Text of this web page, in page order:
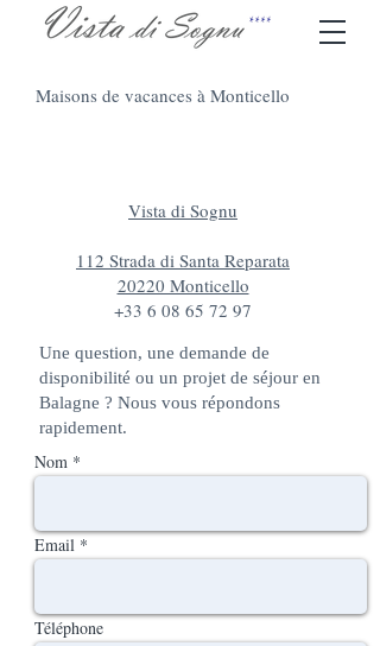
Maisons de vacances à Monticello
Vista di Sognu
112 Strada di Santa Reparata
20220 Monticello
+33 6 08 65 72 97
Une question, une demande de
disponibilité ou un projet de séjour en
Balagne ? Nous vous répondons
rapidement.
Nom
Email
Téléphone